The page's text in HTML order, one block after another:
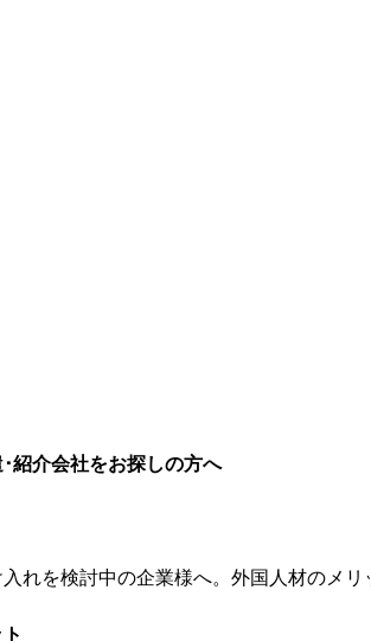
紹介会社をお探しの方へ
れを検討中の企業様へ。外国人材のメ